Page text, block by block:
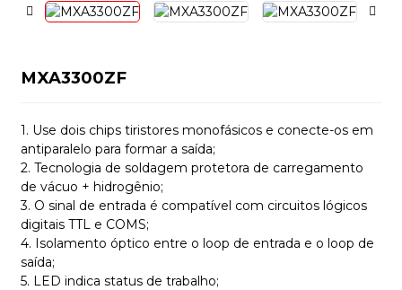
MXA3300ZF
1. Use dois chips tiristores monofásicos e conecte-os em
antiparalelo para formar a saída;
2. Tecnologia de soldagem protetora de carregamento
de vácuo + hidrogênio;
3. O sinal de entrada é compatível com circuitos lógicos
digitais TTL e COMS;
4. Isolamento óptico entre o loop de entrada e o loop de
saída;
5. LED indica status de trabalho;